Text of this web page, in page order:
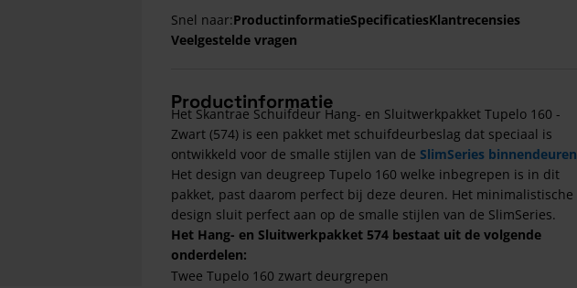
Snel naar:ProductinformatieSpecificatiesKlantrecensies
Veelgestelde vragen
Productinformatie
Het Skantrae Schuifdeur Hang- en Sluitwerkpakket Tupelo 160 -
Zwart (574) is een pakket met schuifdeurbeslag dat speciaal is
ontwikkeld voor de smalle stijlen van de SlimSeries binnendeuren
Het design van deugreep Tupelo 160 welke inbegrepen is in dit
pakket, past daarom perfect bij deze deuren. Het minimalistische
design sluit perfect aan op de smalle stijlen van de SlimSeries.
Het Hang- en Sluitwerkpakket 574 bestaat uit de volgende
onderdelen:
Twee Tupelo 160 zwart deurgrepen